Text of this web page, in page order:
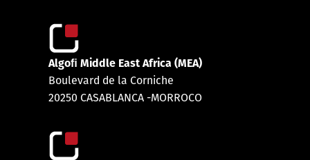
Algoﬁ Middle East Africa (MEA)
Boulevard de la Corniche
20250 CASABLANCA -MORROCO